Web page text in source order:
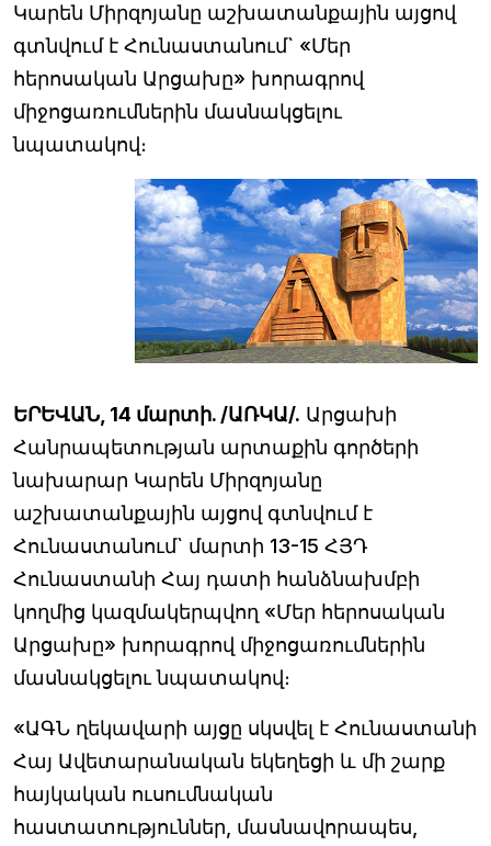
Կարեն Միրզոյանը աշխատանքային այցով
գտնվում է Հունաստանում` «Մեր
հերոսական Արցախը» խորագրով
միջոցառումներին մասնակցելու
նպատակով։
ԵՐԵՎԱՆ, 14 մարտի. /ԱՌԿԱ/. Արցախի
Հանրապետության արտաքին գործերի
նախարար Կարեն Միրզոյանը
աշխատանքային այցով գտնվում է
Հունաստանում` մարտի 13-15 ՀՅԴ
Հունաստանի Հայ դատի հանձնախմբի
կողմից կազմակերպվող «Մեր հերոսական
Արցախը» խորագրով միջոցառումներին
մասնակցելու նպատակով։
«ԱԳՆ ղեկավարի այցը սկսվել է Հունաստանի
Հայ Ավետարանական եկեղեցի և մի շարք
հայկական ուսումնական
հաստատություններ, մասնավորապես,